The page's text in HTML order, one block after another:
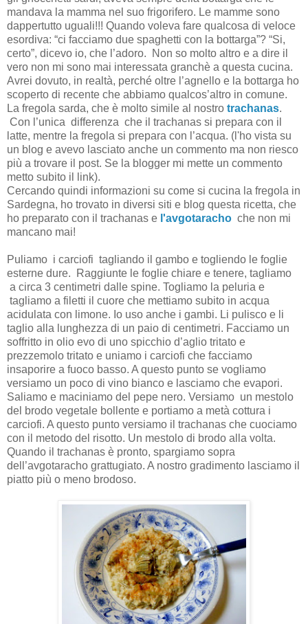
mandava la mamma nel suo frigorifero. Le mamme sono
dappertutto uguali!!! Quando voleva fare qualcosa di veloce
esordiva: “ci facciamo due spaghetti con la bottarga”? “Si,
certo”, dicevo io, che l’adoro. Non so molto altro e a dire il
vero non mi sono mai interessata granchè a questa cucina.
Avrei dovuto, in realtà, perché oltre l’agnello e la bottarga ho
scoperto di recente che abbiamo qualcos’altro in comune.
La fregola sarda, che è molto simile al nostro trachanas.
Con l’unica differenza che il trachanas si prepara con il
latte, mentre la fregola si prepara con l’acqua. (l'ho vista su
un blog e avevo lasciato anche un commento ma non riesco
più a trovare il post. Se la blogger mi mette un commento
metto subito il link).
Cercando quindi informazioni su come si cucina la fregola in
Sardegna, ho trovato in diversi siti e blog questa ricetta, che
ho preparato con il trachanas e l'avgotaracho che non mi
mancano mai!
Puliamo i carciofi tagliando il gambo e togliendo le foglie
esterne dure. Raggiunte le foglie chiare e tenere, tagliamo
a circa 3 centimetri dalle spine. Togliamo la peluria e
tagliamo a filetti il cuore che mettiamo subito in acqua
acidulata con limone. Io uso anche i gambi. Li pulisco e li
taglio alla lunghezza di un paio di centimetri. Facciamo un
soffritto in olio evo di uno spicchio d’aglio tritato e
prezzemolo tritato e uniamo i carciofi che facciamo
insaporire a fuoco basso. A questo punto se vogliamo
versiamo un poco di vino bianco e lasciamo che evapori.
Saliamo e maciniamo del pepe nero. Versiamo un mestolo
del brodo vegetale bollente e portiamo a metà cottura i
carciofi. A questo punto versiamo il trachanas che cuociamo
con il metodo del risotto. Un mestolo di brodo alla volta.
Quando il trachanas è pronto, spargiamo sopra
dell’avgotaracho grattugiato. A nostro gradimento lasciamo il
piatto più o meno brodoso.